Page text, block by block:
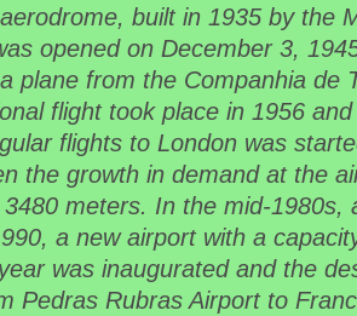
built in 1935 by the
opened on December 3,
plane from the Companhia de
flight took place in 1956
flights to London was
the growth in demand at the
meters. In the mid-1980s,
a new airport with a
was inaugurated and the
Pedras Rubras Airport to